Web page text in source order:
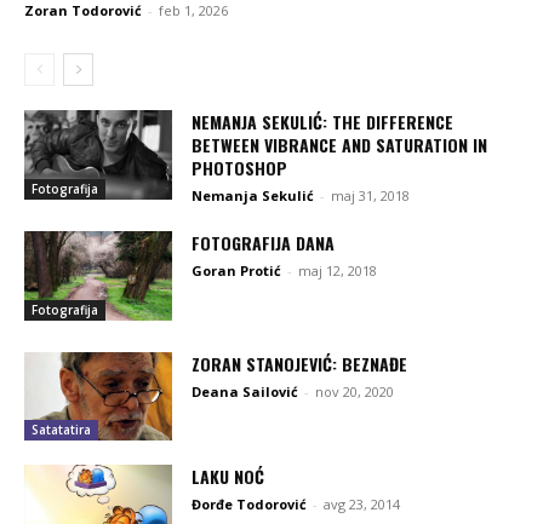
Zoran Todorović - feb 1, 2026
Fotografija
NEMANJA SEKULIĆ: THE DIFFERENCE
BETWEEN VIBRANCE AND SATURATION IN
PHOTOSHOP
Nemanja Sekulić - maj 31, 2018
Fotografija
FOTOGRAFIJA DANA
Goran Protić - maj 12, 2018
Satatatira
ZORAN STANOJEVIĆ: BEZNAĐE
Deana Sailović - nov 20, 2020
LAKU NOĆ
Đorđe Todorović - avg 23, 2014